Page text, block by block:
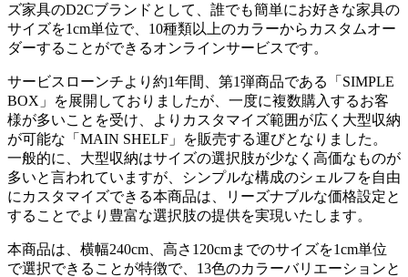
ズ家具のD2Cブランドとして、誰でも簡単にお好きな家具の
サイズを1cm単位で、10種類以上のカラーからカスタムオー
ダーすることができるオンラインサービスです。
サービスローンチより約1年間、第1弾商品である「SIMPLE
BOX」を展開しておりましたが、一度に複数購入するお客
様が多いことを受け、よりカスタマイズ範囲が広く大型収納
が可能な「MAIN SHELF」を販売する運びとなりました。
一般的に、大型収納はサイズの選択肢が少なく高価なものが
多いと言われていますが、シンプルな構成のシェルフを自由
にカスタマイズできる本商品は、リーズナブルな価格設定と
することでより豊富な選択肢の提供を実現いたします。
本商品は、横幅240cm、高さ120cmまでのサイズを1cm単位
で選択できることが特徴で、13色のカラーバリエーションと